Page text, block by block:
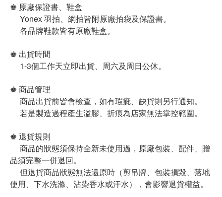
♚ 原廠保證書、鞋盒
Yonex 羽拍、網拍皆附原廠拍袋及保證書。
各品牌鞋款皆有原廠鞋盒。
♚ 出貨時間
1-3個工作天立即出貨、周六及周日公休。
♚ 商品管理
商品出貨前皆會檢查，如有瑕疵、缺貨則另行通知。
若是製造過程產生溢膠、折痕為店家無法掌控範圍。
♚ 退貨規則
商品的狀態須保持全新未使用過，原廠包裝、配件、贈
品須完整一併退回。
但退貨商品狀態無法還原時（剪吊牌、包裝損毀、落地
使用、下水洗滌、沾染香水或汗水），會影響退貨權益。